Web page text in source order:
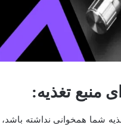
منبع تغذیه:
تغذیه شما همخوانی نداشته